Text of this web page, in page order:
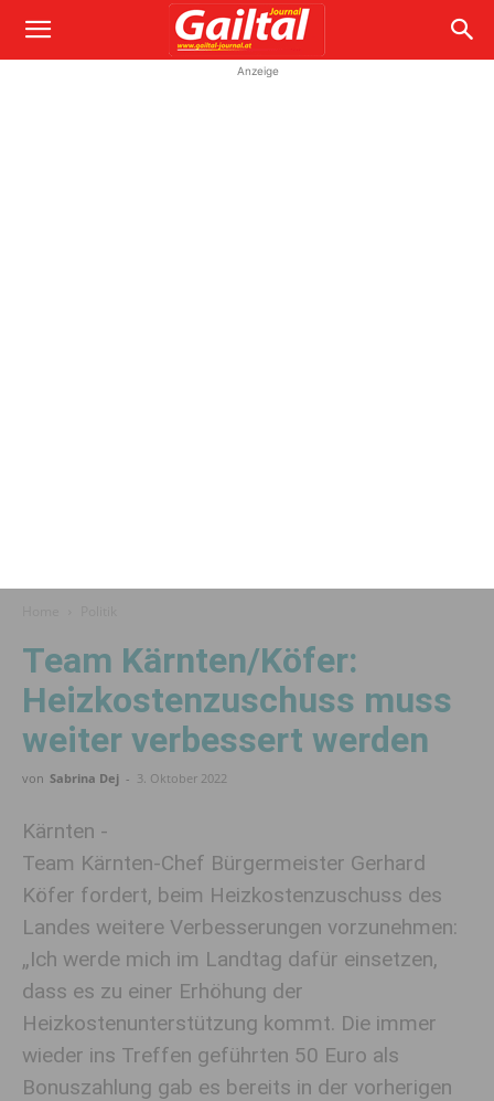
Anzeige
Team Kärnten/Köfer:
Heizkostenzuschuss muss
weiter verbessert werden
von Sabrina Dej - 3. Oktober 2022
Kärnten -
Team Kärnten-Chef Bürgermeister Gerhard
Köfer fordert, beim Heizkostenzuschuss des
Landes weitere Verbesserungen vorzunehmen:
„Ich werde mich im Landtag dafür einsetzen,
dass es zu einer Erhöhung der
Heizkostenunterstützung kommt. Die immer
wieder ins Treffen geführten 50 Euro als
Bonuszahlung gab es bereits in der vorherigen